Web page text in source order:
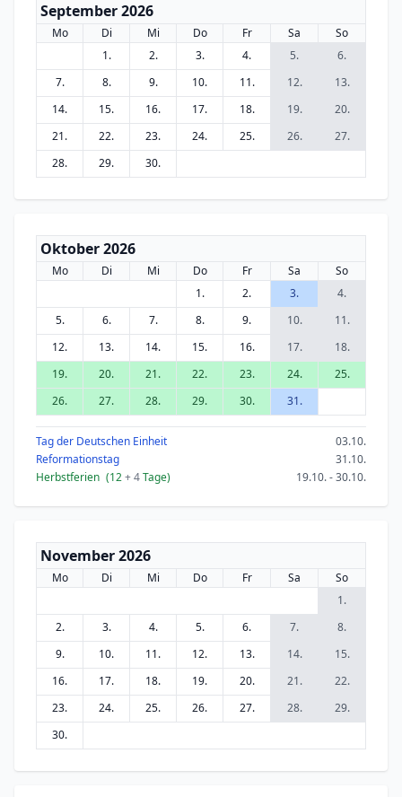
September 2026
Mo Di Mi Do Fr Sa
So
1.
2. 3. 4. 5.
6.
7.
8. 9. 10. 11. 12.
13.
14.
15. 16. 17. 18. 19.
20.
21.
22. 23. 24. 25. 26.
27.
28.
29. 30.
Oktober 2026
Mo Di Mi Do Fr Sa
So
1.
2. 3.
4.
5.
6. 7. 8. 9. 10.
11.
12.
13. 14. 15. 16. 17.
18.
19.
20. 21. 22. 23. 24.
25.
26.
27. 28. 29. 30. 31.
Tag der Deutschen Einheit
03.10.
Reformationstag
31.10.
Herbstferien (12+ 4Tage) 19.10. - 30.10.
November 2026
Mo Di Mi Do Fr Sa
So
1.
2.
3. 4. 5. 6. 7.
8.
9.
10. 11. 12. 13. 14.
15.
16.
17. 18. 19. 20. 21.
22.
23.
24. 25. 26. 27. 28.
29.
30.